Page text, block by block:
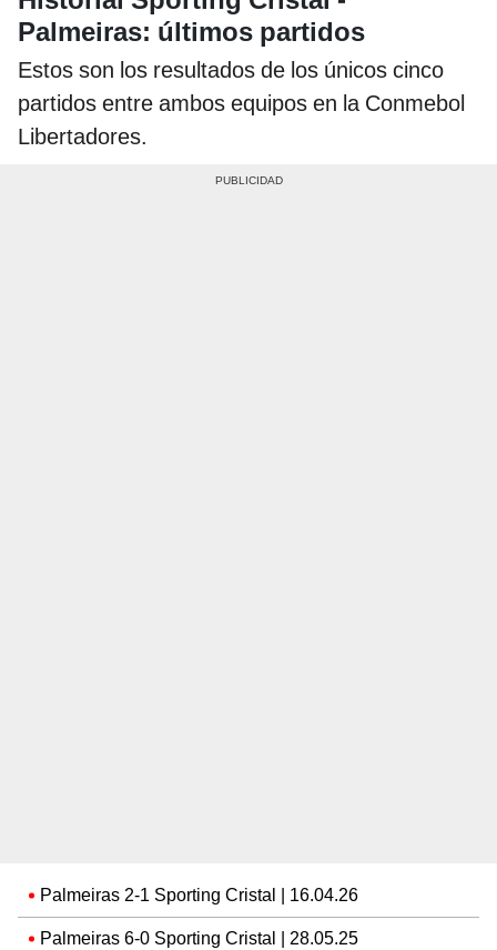
Palmeiras: últimos partidos
Estos son los resultados de los únicos cinco
partidos entre ambos equipos en la Conmebol
Libertadores.
Palmeiras 2-1 Sporting Cristal | 16.04.26
Palmeiras 6-0 Sporting Cristal | 28.05.25